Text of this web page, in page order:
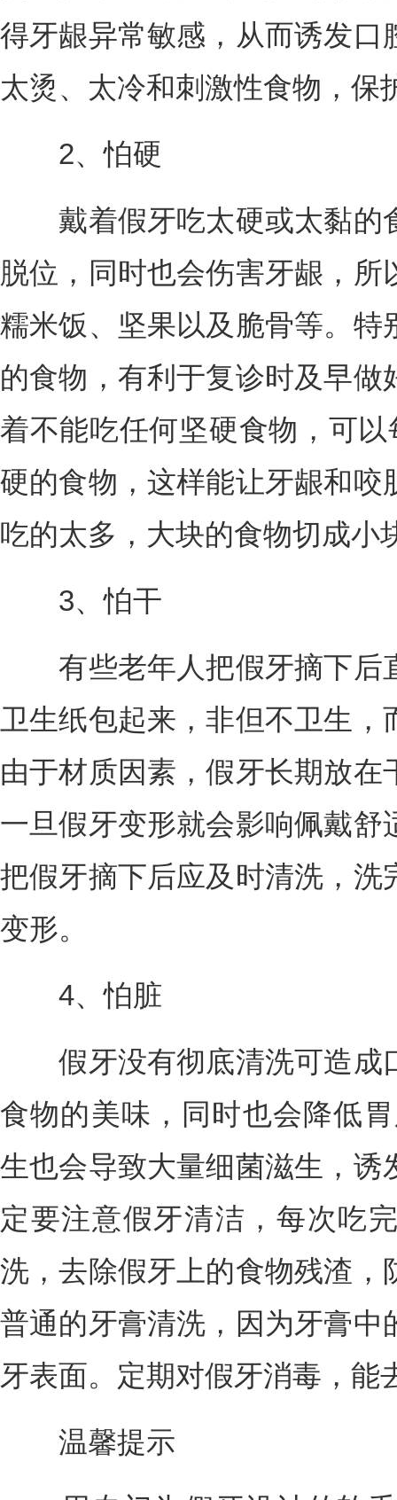
得牙龈异常敏感，从而诱发口
太烫、太冷和刺激性食物，保
2、怕硬
戴着假牙吃太硬或太黏的
脱位，同时也会伤害牙龈，
糯米饭、坚果以及脆骨等。特
的食物，有利于复诊时及早
着不能吃任何坚硬食物，可
硬的食物，这样能让牙龈和咬
吃的太多，大块的食物切成小
3、怕干
有些老年人把假牙摘下后
卫生纸包起来，非但不卫生
由于材质因素，假牙长期放
一旦假牙变形就会影响佩戴
把假牙摘下后应及时清洗，洗
变形。
4、怕脏
假牙没有彻底清洗可造成
食物的美味，同时也会降低
生也会导致大量细菌滋生，诱
定要注意假牙清洁，每次吃
洗，去除假牙上的食物残渣，
普通的牙膏清洗，因为牙膏中
牙表面。定期对假牙消毒，能
温馨提示